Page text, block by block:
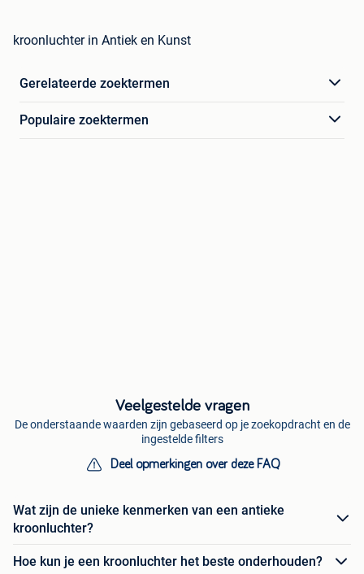
kroonluchter in Antiek en Kunst
Gerelateerde zoektermen
Populaire zoektermen
Veelgestelde vragen
De onderstaande waarden zijn gebaseerd op je zoekopdracht en de
ingestelde filters
Deel opmerkingen over deze FAQ
Wat zijn de unieke kenmerken van een antieke
kroonluchter?
Hoe kun je een kroonluchter het beste onderhouden?